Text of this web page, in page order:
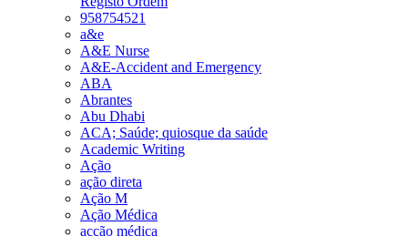
958754521
a&e
A&E Nurse
A&E-Accident and Emergency
ABA
Abrantes
Abu Dhabi
ACA; Saúde; quiosque da saúde
Academic Writing
Ação
ação direta
Ação M
Ação Médica
acção médica